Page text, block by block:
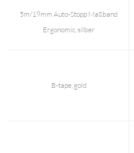
5m/19mm Auto-Stopp Maßband
Ergonomic, silber
B-tape, gold